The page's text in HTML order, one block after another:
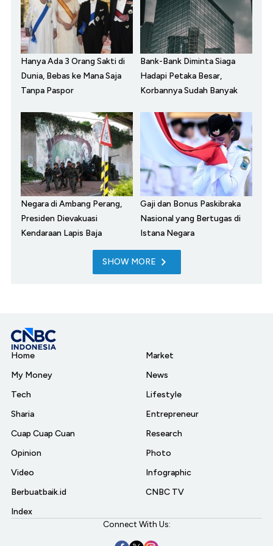
Hanya Ada 3 Orang Sakti di
Dunia, Bebas ke Mana Saja
Tanpa Paspor
Bank-Bank Diminta Siaga
Hadapi Petaka Besar,
Korbannya Sudah Banyak
Negara di Ambang Perang,
Presiden Dievakuasi
Kendaraan Lapis Baja
Gaji dan Bonus Paskibraka
Nasional yang Bertugas di
Istana Negara
SHOW MORE
Home
My Money
Tech
Sharia
Cuap Cuap Cuan
Opinion
Video
Berbuatbaik.id
Index
Market
News
Lifestyle
Entrepreneur
Research
Photo
Infographic
CNBC TV
Connect With Us: